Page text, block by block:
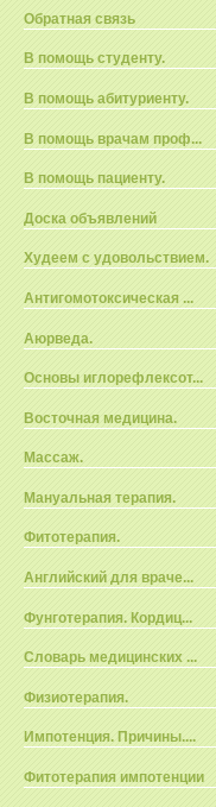
Обратная связь
В помощь студенту.
В помощь абитуриенту.
В помощь врачам проф...
В помощь пациенту.
Доска объявлений
Худеем с удовольствием.
Антигомотоксическая ...
Аюрведа.
Основы иглорефлексот...
Восточная медицина.
Массаж.
Мануальная терапия.
Фитотерапия.
Английский для враче...
Фунготерапия. Кордиц...
Словарь медицинских ...
Физиотерапия.
Импотенция. Причины....
Фитотерапия импотенции